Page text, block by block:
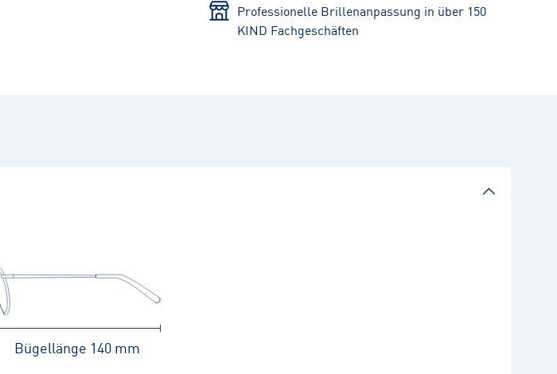
Professionelle Brillenanpassung in über 150
KIND Fachgeschäften
Bügellänge 140 mm